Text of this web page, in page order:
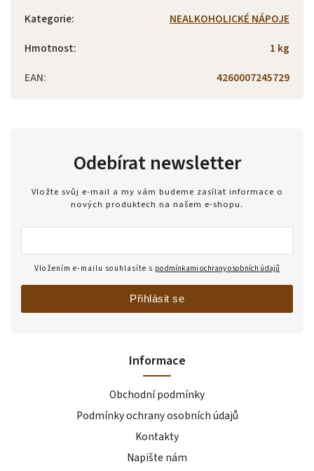
Kategorie:
NEALKOHOLICKÉ NÁPOJE
Hmotnost:
1 kg
EAN: 4260007245729
Informace
Obchodní podmínky
Podmínky ochrany osobních údajů
Kontakty
Napište nám
Odebírat newsletter
Vložte svůj e-mail a my vám budeme zasílat informace o
nových produktech na našem e-shopu.
Vložením e-mailu souhlasíte s podmínkami ochrany osobních údajů
Přihlásit se